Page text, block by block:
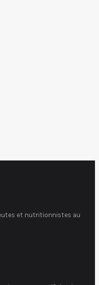
et nutritionnistes au